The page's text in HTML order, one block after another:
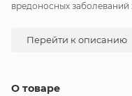
вредоносных
Важный компонент
Перейти к описанию
О товаре